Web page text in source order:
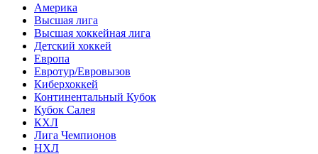
Америка
Высшая лига
Высшая хоккейная лига
Детский хоккей
Европа
Евротур/Евровызов
Киберхоккей
Континентальный Кубок
Кубок Салея
КХЛ
Лига Чемпионов
НХЛ